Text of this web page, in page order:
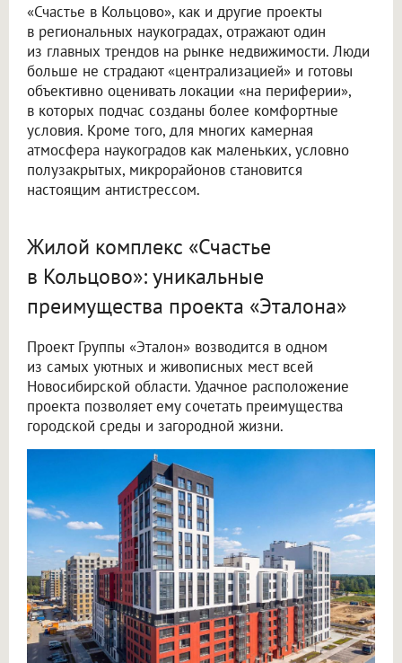
«Счастье в Кольцово», как и другие проекты
в региональных наукоградах, отражают один
из главных трендов на рынке недвижимости. Люди
больше не страдают «централизацией» и готовы
объективно оценивать локации «на периферии»,
в которых подчас созданы более комфортные
условия. Кроме того, для многих камерная
атмосфера наукоградов как маленьких, условно
полузакрытых, микрорайонов становится
настоящим антистрессом.
Жилой комплекс «Счастье
в Кольцово»: уникальные
преимущества проекта «Эталона»
Проект Группы «Эталон» возводится в одном
из самых уютных и живописных мест всей
Новосибирской области. Удачное расположение
проекта позволяет ему сочетать преимущества
городской среды и загородной жизни.